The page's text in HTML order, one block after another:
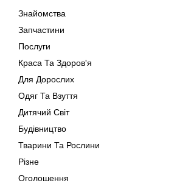
Знайомства
Запчастини
Послуги
Краса Та Здоров'я
Для Дорослих
Одяг Та Взуття
Дитячий Світ
Будівництво
Тварини Та Рослини
Різне
Оголошення